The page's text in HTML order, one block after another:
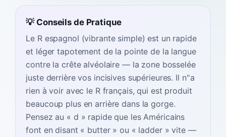
💡 Conseils de Pratique
Le R espagnol (vibrante simple) est un rapide
et léger tapotement de la pointe de la langue
contre la crête alvéolaire — la zone bosselée
juste derrière vos incisives supérieures. Il n''a
rien à voir avec le R français, qui est produit
beaucoup plus en arrière dans la gorge.
Pensez au « d » rapide que les Américains
font en disant « butter » ou « ladder » vite —